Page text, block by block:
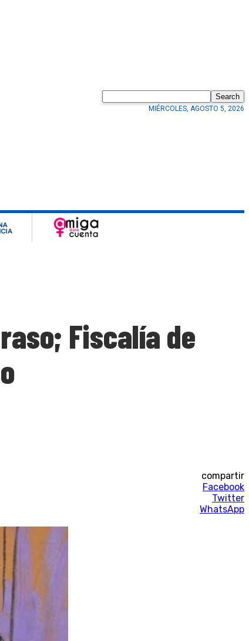
Search
MIÉRCOLES, AGOSTO 5, 2026
Fiscalía de
compartir
Facebook
Twitter
WhatsApp